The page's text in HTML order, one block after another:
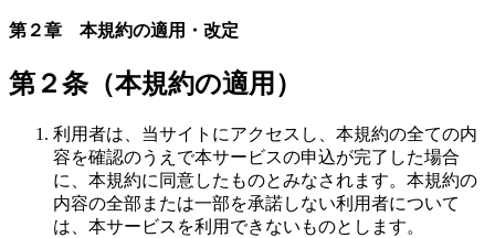
第２章 本規約の適用・改定
第２条（本規約の適用）
利用者は、当サイトにアクセスし、本規約の全ての内
容を確認のうえで本サービスの申込が完了した場合
に、本規約に同意したものとみなされます。本規約の
内容の全部または一部を承諾しない利用者について
は、本サービスを利用できないものとします。